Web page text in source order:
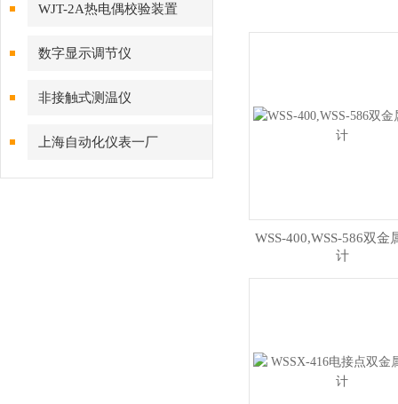
WJT-2A热电偶校验装置
数字显示调节仪
非接触式测温仪
上海自动化仪表一厂
WSS-400,WSS-586双金
计